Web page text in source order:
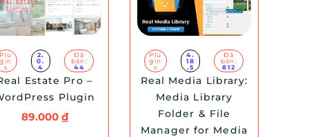
Plu
gin
s
2.
0.
4
Đã
bán:
44
Estate Pro –
Plugin
89.000 ₫
Plu
gin
s
4.
18
.5
Đã
bán:
812
Real Media Library:
Media Library
Folder & File
Manager for Media